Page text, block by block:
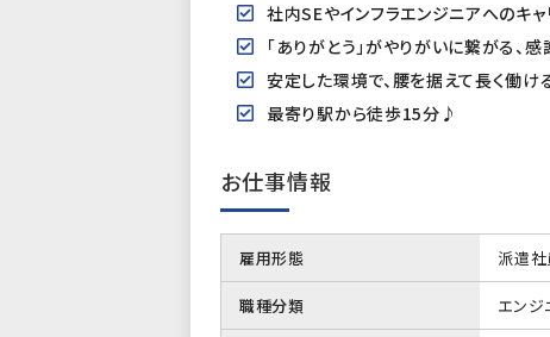
社内SEやインフラエンジニアへのキャ
「ありがとう」がやりがいに繋がる、感
安定した環境で、腰を据えて長く働け
最寄り駅から徒歩15分♪
お仕事情報
雇用形態 派遣社
職種分類 エンジ